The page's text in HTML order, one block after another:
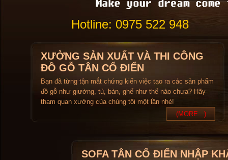
Hotline: 0975 522 948
XƯỞNG SẢN XUẤT VÀ THI CÔNG
ĐỒ GỖ TÂN CỔ ĐIỂN
Bạn đã từng tận mắt chứng kiến việc tạo ra các sản phẩm
đồ gỗ như giường, tủ, bàn, ghế như thế nào chưa? Hãy
tham quan xưởng của chúng tôi một lần nhé!
(MORE...)
SOFA TÂN CỔ ĐIỂN NHẬP